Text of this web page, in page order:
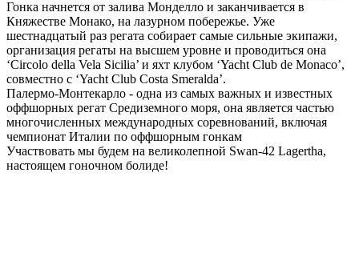
Гонка начнется от залива Монделло и заканчивается в
Княжестве Монако, на лазурном побережье. Уже
шестнадцатый раз регата собирает самые сильные экипажи,
организация регаты на высшем уровне и проводиться она
‘Circolo della Vela Sicilia’ и яхт клубом ‘Yacht Club de Monaco’,
совместно с ‘Yacht Club Costa Smeralda’.
Палермо-Монтекарло - одна из самых важных и известных
оффшорных регат Средиземного моря, она является частью
многочисленных международных соревнований, включая
чемпионат Италии по оффшорным гонкам
Участвовать мы будем на великолепной Swan-42 Lagertha,
настоящем гоночном болиде!